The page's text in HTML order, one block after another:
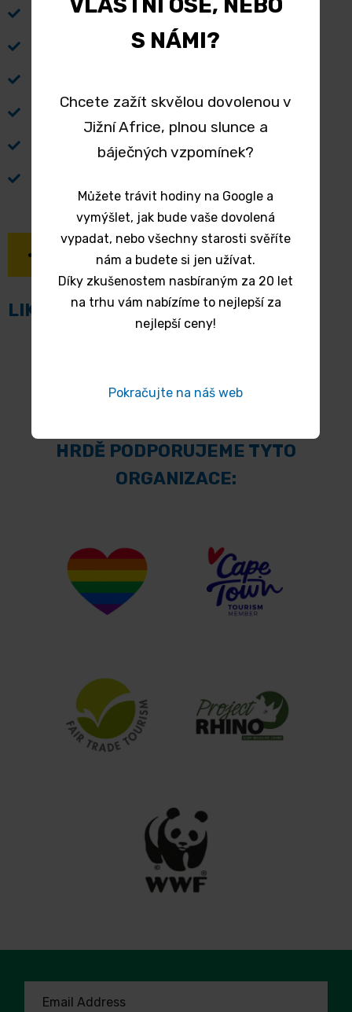
Table Mountain
Penguins at Boulders Beach
SDÍLET TUTO STRÁNKU
LIKE US ON FACEBOOK
HRDĚ PODPORUJEME TYTO
ORGANIZACE:
VLASTNÍ OSE, NEBO
S NÁMI?
Chcete zažít skvělou dovolenou v
Jižní Africe, plnou slunce a
báječných vzpomínek?
Můžete trávit hodiny na Google a
vymýšlet, jak bude vaše dovolená
vypadat, nebo všechny starosti svěříte
nám a budete si jen užívat.
Díky zkušenostem nasbíraným za 20 let
na trhu vám nabízíme to nejlepší za
nejlepší ceny!
Pokračujte na náš web